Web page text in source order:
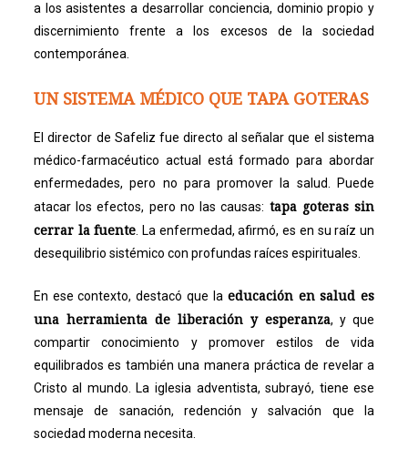
a los asistentes a desarrollar conciencia, dominio propio y
discernimiento frente a los excesos de la sociedad
contemporánea.
UN SISTEMA MÉDICO QUE TAPA GOTERAS
El director de Safeliz fue directo al señalar que el sistema
médico-farmacéutico actual está formado para abordar
enfermedades, pero no para promover la salud. Puede
atacar los efectos, pero no las causas: tapa goteras sin
cerrar la fuente . La enfermedad, afirmó, es en su raíz un
desequilibrio sistémico con profundas raíces espirituales.
En ese contexto, destacó que la educación en salud es
una herramienta de liberación y esperanza, y que
compartir conocimiento y promover estilos de vida
equilibrados es también una manera práctica de revelar a
Cristo al mundo. La iglesia adventista, subrayó, tiene ese
mensaje de sanación, redención y salvación que la
sociedad moderna necesita.